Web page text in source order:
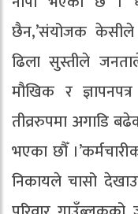
छैन,’संयोजक केसीले
ढिला सुस्तीले
मौखिक र
तीव्ररुपमा अगाडि
भएका छौँ
निकायले चासो